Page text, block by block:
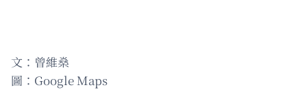
文：曾維燊
圖：Google Maps